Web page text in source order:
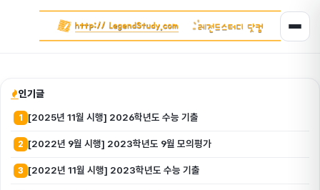
인기글
1 [2025년 11월 시행] 2026학년도 수능 기출
2 [2022년 9월 시행] 2023학년도 9월 모의평가
3 [2022년 11월 시행] 2023학년도 수능 기출